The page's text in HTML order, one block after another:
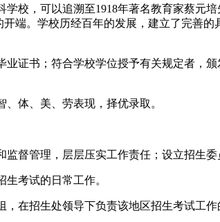
校，可以追溯至1918年著名教育家蔡元
端。学校历经百年的发展，建立了完善
证书；符合学校学位授予有关规定者，
体、美、劳表现，择优录取。
督管理，层层压实工作责任；设立招生
考试的日常工作。
在招生处领导下负责该地区招生考试工作